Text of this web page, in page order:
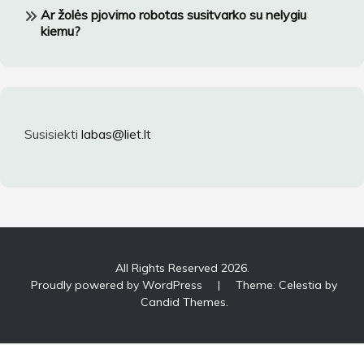
Ar žolės pjovimo robotas susitvarko su nelygiu
kiemu?
Susisiekti labas@liet.lt
All Rights Reserved 2026.
Proudly powered by WordPress
|
Theme: Celestia by
Candid Themes.